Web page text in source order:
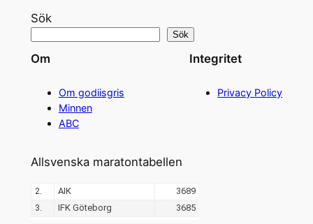
Sök
Sök
Om
Om godiisgris
Minnen
ABC
Integritet
Privacy Policy
Allsvenska maratontabellen